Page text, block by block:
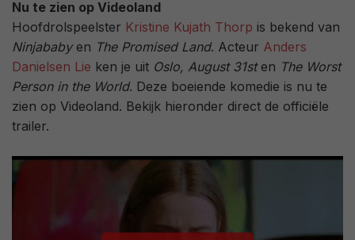
Nu te zien op Videoland
Hoofdrolspeelster Kristine Kujath Thorp is bekend van
Ninjababyen The Promised Land. Acteur Anders
Danielsen Lie ken je uit Oslo, August 31sten The Worst
Person in the World. Deze boeiende komedie is nu te
zien op Videoland. Bekijk hieronder direct de officiële
trailer.